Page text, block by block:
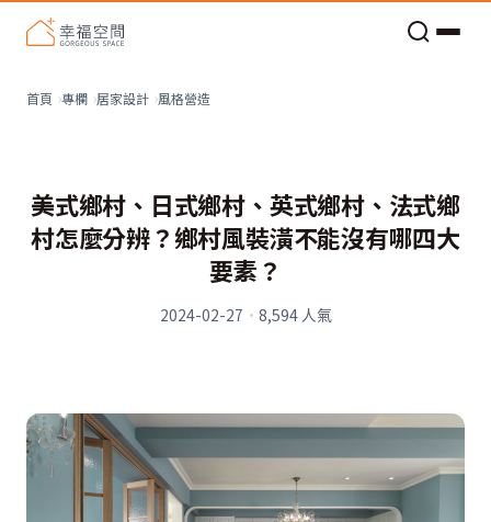
首頁 專欄 居家設計 風格營造
美式鄉村、日式鄉村、英式鄉村、法式鄉
村怎麼分辨？鄉村風裝潢不能沒有哪四大
要素？
2024-02-27 · 8,594人氣